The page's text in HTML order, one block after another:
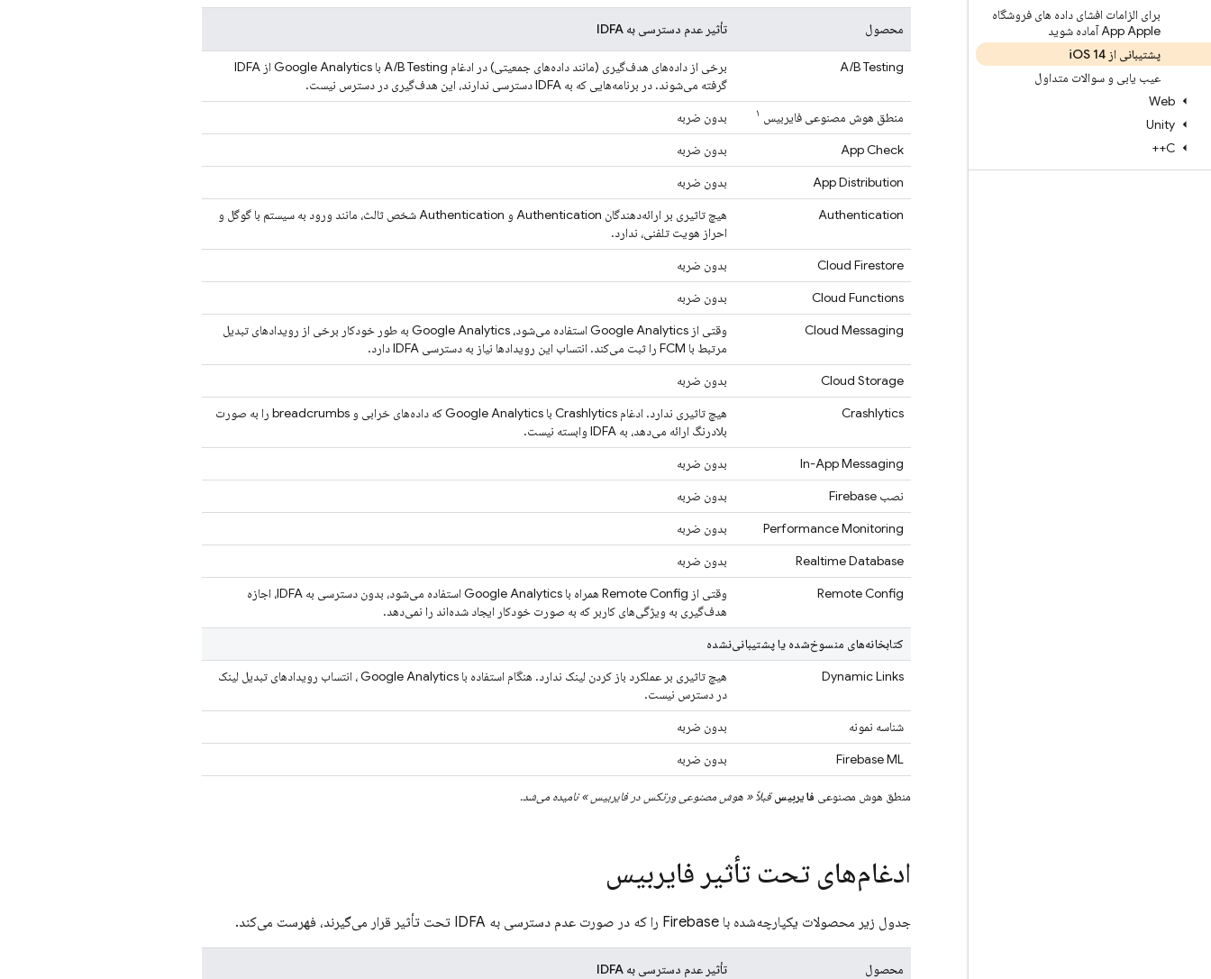
برای الزامات افشای داده های فروشگاه
App Apple آماده شوید
پشتیبانی از i OS 14
عیب یابی و سوالات متداول
Web
Unity
C++
محصول تأثیر عدم دسترسی به IDFA
A/B Testing برخی از داده‌های هدف‌گیری (مانند داده‌های جمعیتی) در ادغام A/B Testing با Google Analytics
از IDFA
گرفته می‌شوند. در برنامه‌هایی که به IDFA دسترسی ندارند، این هدف‌گیری در دسترس نیست.
منطق هوش مصنوعی فایربیس ۱
بدون ضربه
App Check
بدون ضربه
App Distribution
بدون ضربه
Authentication
هیچ تاثیری بر ارائه‌دهندگان Authentication و Authenticationشخص ثالث، مانند ورود به سیستم با گوگل و
احراز هویت تلفنی، ندارد.
Cloud Firestore
بدون ضربه
Cloud Functions
بدون ضربه
Cloud Messaging
وقتی از Google Analytics استفاده می‌شود، Google Analytics به طور خودکار برخی از رویدادهای تبدیل
مرتبط با FCM را ثبت می‌کند. انتساب این رویدادها نیاز به دسترسی IDFA دارد.
Cloud Storage
بدون ضربه
Crashlytics
هیچ تاثیری ندارد. ادغام Crashlytics با Google Analytics
که داده‌های خرابی و breadcrumbs را به صورت
بلادرنگ ارائه می‌دهد، به IDFA وابسته نیست.
In-App Messaging
بدون ضربه
نصب Firebase
بدون ضربه
Performance Monitoring
بدون ضربه
Realtime Database
بدون ضربه
Remote Config
وقتی از Remote Config همراه با Google Analytics
استفاده می‌شود، بدون دسترسی به IDFA، اجازه
هدف‌گیری به ویژگی‌های کاربر که به صورت خودکار ایجاد شده‌اند را نمی‌دهد.
کتابخانه‌های منسوخ‌شده یا پشتیبانی‌نشده
Dynamic Links
هیچ تاثیری بر عملکرد باز کردن لینک ندارد. هنگام استفاده با Google Analytics، انتساب رویدادهای تبدیل لینک
در دسترس نیست.
شناسه نمونه
بدون ضربه
Firebase ML
بدون ضربه
منطق هوش مصنوعی فایربیس قبلاً« هوش مصنوعی ورتکس در فایربیس» نامیده می‌شد.
ادغام‌های تحت تأثیر فایربیس
جدول زیر محصولات یکپارچه‌شده با Firebase را که در صورت عدم دسترسی به IDFA تحت تأثیر قرار می‌گیرند، فهرست می‌کند.
محصول تأثیر عدم دسترسی به IDFA